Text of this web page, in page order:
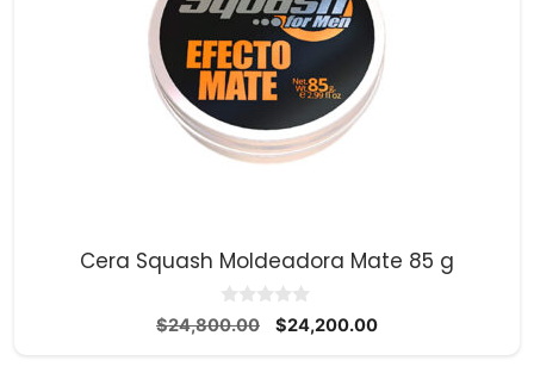
Cera Squash Moldeadora Mate 85 g
0
d
$24,800.00
El
$24,200.00El